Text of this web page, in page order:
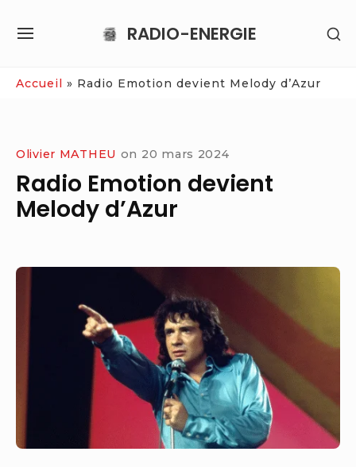
RADIO-ENERGIE
SITE
Accueil » Radio Emotion devient Melody d’Azur
Olivier MATHEU on 20 mars 2024
Radio Emotion devient
Melody d’Azur